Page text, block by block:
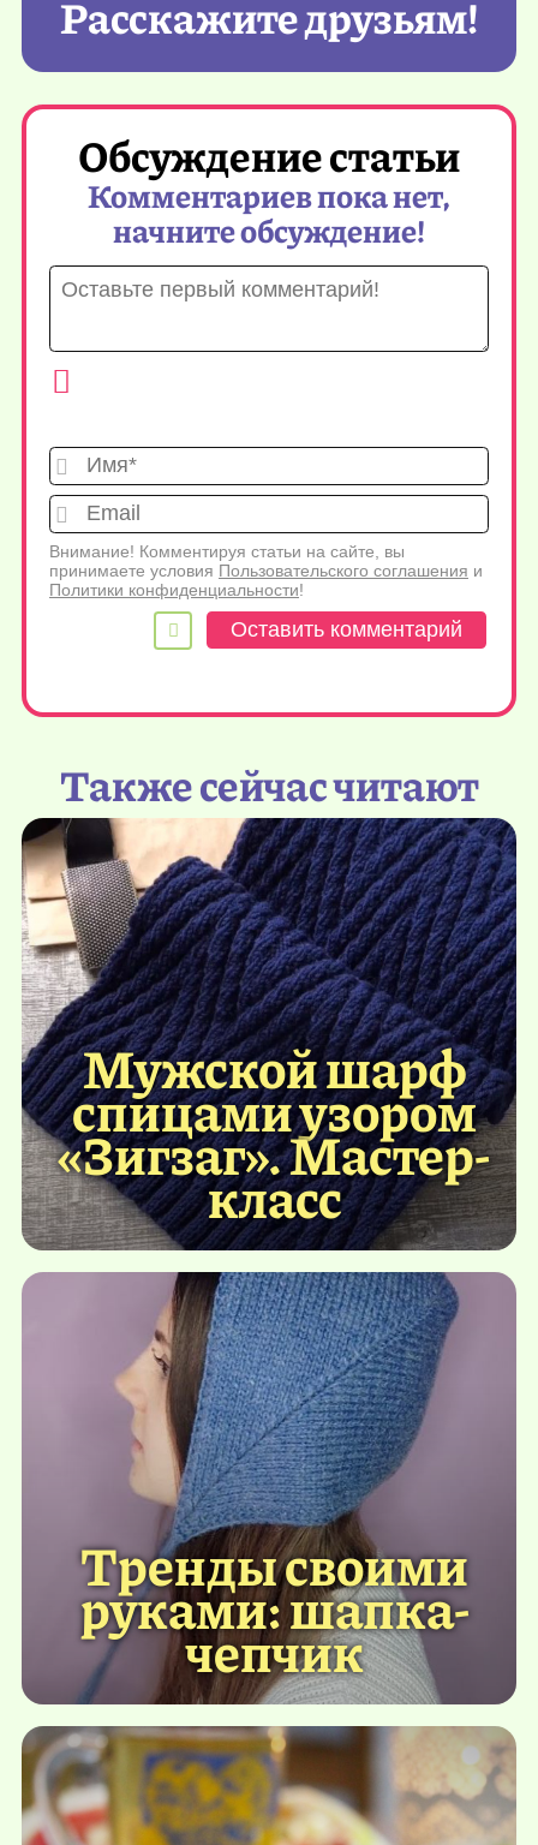
Расскажите друзьям!
Обсуждение статьи
Комментариев пока нет,
начните обсуждение!
Имя*
Внимание! Комментируя статьи на сайте, вы
принимаете условия Пользовательского соглашения и
Политики конфиденциальности!
Также сейчас читают
Мужской шарф
спицами узором
«Зигзаг». Мастер-
класс
Тренды своими
руками: шапка-
чепчик